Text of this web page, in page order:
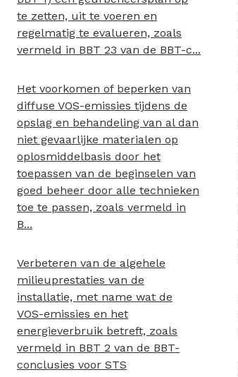
te zetten, uit te voeren en
regelmatig te evalueren, zoals
vermeld in BBT 23 van de BBT-c...
Het voorkomen of beperken van
diffuse VOS-emissies tijdens de
opslag en behandeling van al dan
niet gevaarlijke materialen op
oplosmiddelbasis door het
toepassen van de beginselen van
goed beheer door alle technieken
toe te passen, zoals vermeld in
B...
Verbeteren van de algehele
milieuprestaties van de
installatie, met name wat de
VOS-emissies en het
energieverbruik betreft, zoals
vermeld in BBT 2 van de BBT-
conclusies voor STS